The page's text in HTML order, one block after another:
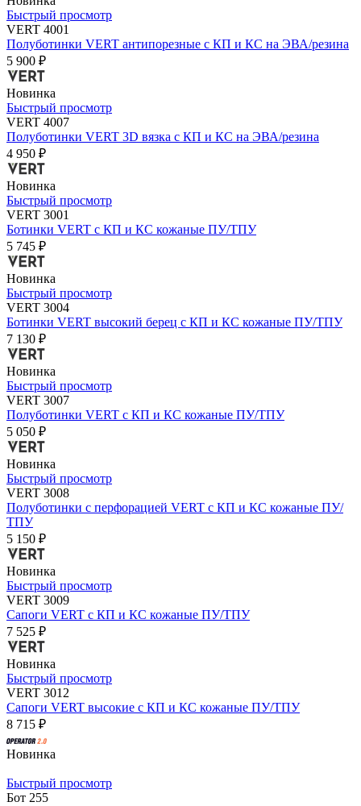
Быстрый просмотр
VERT 4001
Полуботинки VERT антипорезные с КП и КС на ЭВА/резина
5 900 ₽
Новинка
Быстрый просмотр
VERT 4007
Полуботинки VERT 3D вязка с КП и КС на ЭВА/резина
4 950 ₽
Новинка
Быстрый просмотр
VERT 3001
Ботинки VERT с КП и КС кожаные ПУ/ТПУ
5 745 ₽
Новинка
Быстрый просмотр
VERT 3004
Ботинки VERT высокий берец с КП и КС кожаные ПУ/ТПУ
7 130 ₽
Новинка
Быстрый просмотр
VERT 3007
Полуботинки VERT с КП и КС кожаные ПУ/ТПУ
5 050 ₽
Новинка
Быстрый просмотр
VERT 3008
Полуботинки с перфорацией VERT с КП и КС кожаные ПУ/
ТПУ
5 150 ₽
Новинка
Быстрый просмотр
VERT 3009
Сапоги VERT с КП и КС кожаные ПУ/ТПУ
7 525 ₽
Новинка
Быстрый просмотр
VERT 3012
Сапоги VERT высокие с КП и КС кожаные ПУ/ТПУ
8 715 ₽
Новинка
Быстрый просмотр
Бот 255